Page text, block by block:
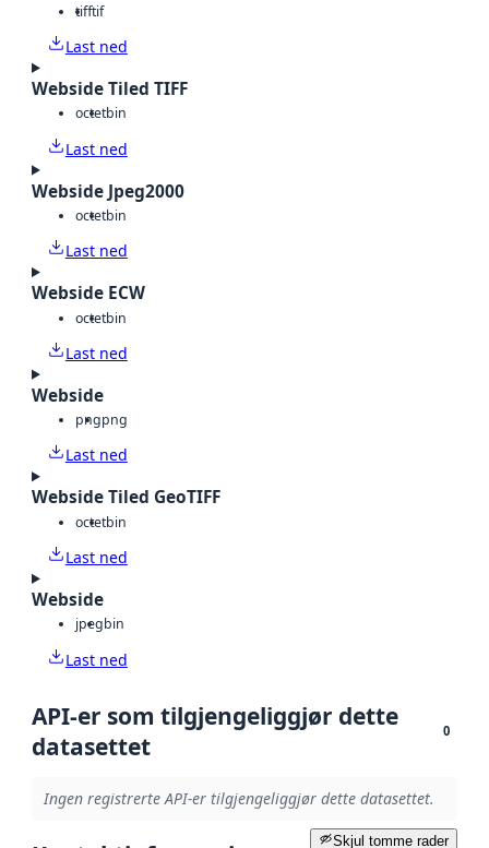
tifftif
Last ned
Webside Tiled TIFF
octetbin
Last ned
Webside Jpeg2000
octetbin
Last ned
Webside ECW
octetbin
Last ned
Webside
pngpng
Last ned
Webside Tiled GeoTIFF
octetbin
Last ned
Webside
jpegbin
Last ned
API-er som tilgjengeliggjør dette
datasettet
0
Ingen registrerte API-er tilgjengeliggjør dette datasettet.
Skjul tomme rader